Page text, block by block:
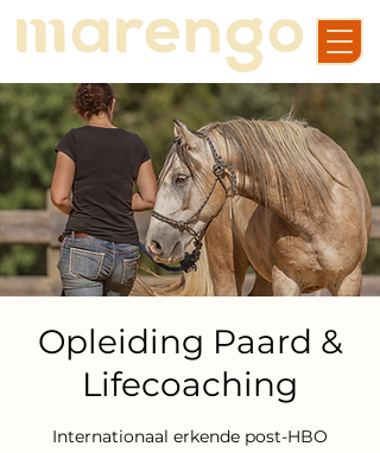
Opleiding Paard &
Lifecoaching
Internationaal erkende post-HBO